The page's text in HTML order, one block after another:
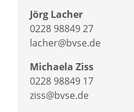
Jörg Lacher
0228 98849 27
lacher@bvse.de
Michaela Ziss
0228 98849 17
ziss@bvse.de